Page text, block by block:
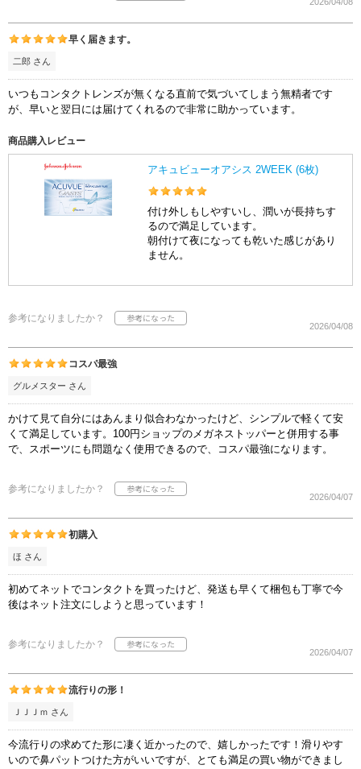
早く届きます。
二郎 さん
いつもコンタクトレンズが無くなる直前で気づいてしまう無精者です
が、早いと翌日には届けてくれるので非常に助かっています。
商品購入レビュー
アキュビューオアシス 2WEEK (6枚)
付け外しもしやすいし、潤いが長持ちす
るので満足しています。
朝付けて夜になっても乾いた感じがあり
ません。
参考になりましたか？
2026/04/08
コスパ最強
グルメスター さん
かけて見て自分にはあんまり似合わなかったけど、シンプルで軽くて安
くて満足しています。100円ショップのメガネストッパーと併用する事
で、スポーツにも問題なく使用できるので、コスパ最強になります。
参考になりましたか？
2026/04/07
初購入
ほ さん
初めてネットでコンタクトを買ったけど、発送も早くて梱包も丁寧で今
後はネット注文にしようと思っています！
参考になりましたか？
2026/04/07
流行りの形！
ＪＪＪｍ さん
今流行りの求めてた形に凄く近かったので、嬉しかったです！滑りやす
いので鼻パットつけた方がいいですが、とても満足の買い物ができまし